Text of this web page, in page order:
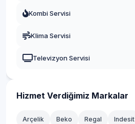
Kombi Servisi
Klima Servisi
Televizyon Servisi
Hizmet Verdiğimiz Markalar
Arçelik Beko Regal Indesit